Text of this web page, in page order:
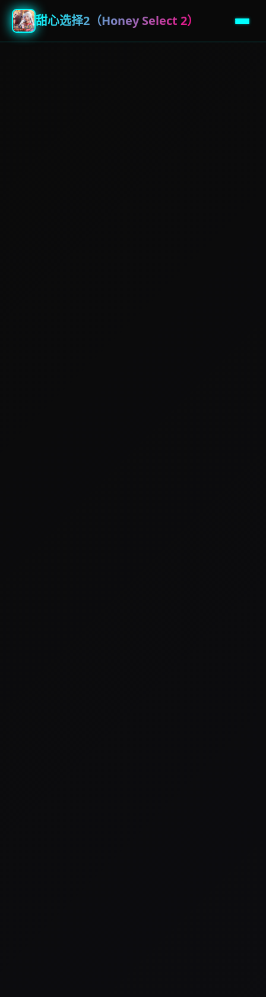
甜心选择2（Honey Select 2）